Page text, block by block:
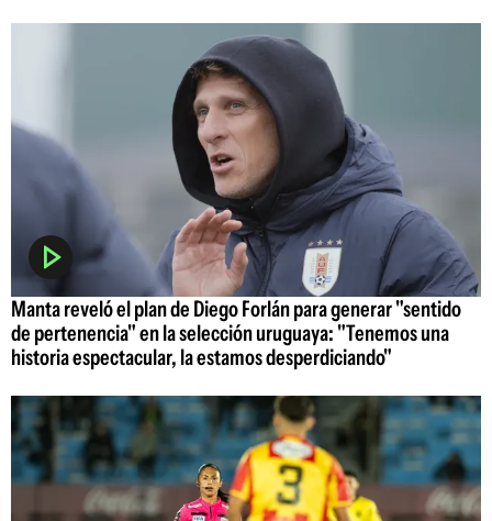
Manta reveló el plan de Diego Forlán para generar "sentido
de pertenencia" en la selección uruguaya: "Tenemos una
historia espectacular, la estamos desperdiciando"